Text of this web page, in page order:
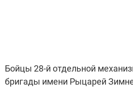
Бойцы 28-й отдельной
бригады имени Рыцарей